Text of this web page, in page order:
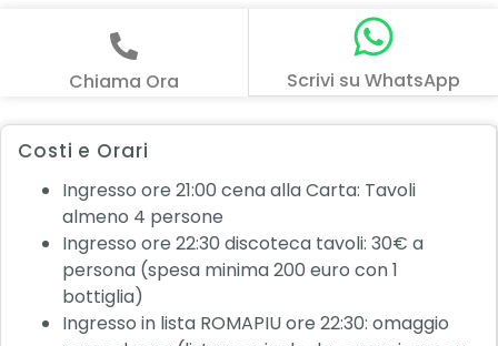
Chiama Ora Scrivi su WhatsApp
Costi e Orari
Ingresso ore 21:00 cena alla Carta: Tavoli
almeno 4 persone
Ingresso ore 22:30 discoteca tavoli: 30€ a
persona (spesa minima 200 euro con 1
bottiglia)
Ingresso in lista ROMAPIU ore 22:30: omaggio